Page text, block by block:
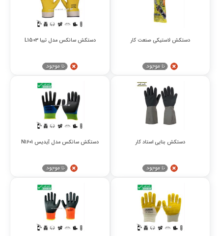
دستکش لاستیکی صنعت کار دستکش سانکس مدل تیبا L1503
دستکش بنایی استاد کار دستکش سانکس مدل آیدیس N1601